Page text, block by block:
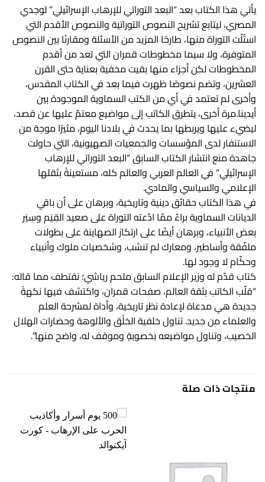
يأتي هذا الكتاب بعد “البعد التوراتي للإرهاب الإسرائيلي” لوجدي
المصري، ليتابع تشريح النصوص التوراتية والنصوص الأقدم التي
استُلّت التوراة منها، طارحًا المزيد من الأسئلة ومقارنًا بين النصوص
المتوفرة، ولا سيما مخطوطات قمران التي تعد من أقدم
المخطوطات لكن أجزاء منها بقيت مخفية بعناية حتى القرن
العشرين، وتضم نصوصًا ظهرت فيما بعد في الكتاب المقدس،
وأخرى لم تعتمد في أي من الكتب السماوية الموجودة بين
أيدينا.مرة أخرى، يتطرق الكاتب إلى مواضيع معتمٌ عليها عن قصد،
ليضيء عليها ويربطها بما يحدث في بلادنا اليوم، مثيرًا موجة من
الاستنفار لدى المؤسسات والجمعيات الصهيونية، التي حاولت
جاهدة منع انتشار الكتاب السابق “البعد التوراتي للإرهاب
الإسرائيلي” في العالم العربي والعالم كله، مستعينةً بثقلها
الإعلامي والسياسي والمادي.
في هذا الكتاب حقائق دينية وتاريخية، وبرهان على أن باقي
الديانات السماوية براءٌ ممّا ادّعته التوراة على صعيد القِيَم وسِيَر
بعض الأنبياء، وبرهان أيضًا على ارتكاز الصهاينة على بطولات
ملفّقة وأساطير، ومعارك لم تنشب، وشخصيات ملوك وأنبياء
وحكّام لا وجود لها.
كتاب قدّم له وزير الإعلام السابق ملحم رياشي؛ نقتطف مما قاله:
“قلّب الكاتب بثقة العالم، صفحات قمران، واكتشف فيها نكهةً
جديدة هي مدعاة لإعادة نظر تاريخية، وأداة لمشرحة العلم
والعلماء من جديد. تناول خلفية الخلْق والألوهة وحضارات الهلال
الخصيب، وتناول مواضيعه بخصوبةٍ وموقف له، واضح منها”.
منتجات ذات صلة